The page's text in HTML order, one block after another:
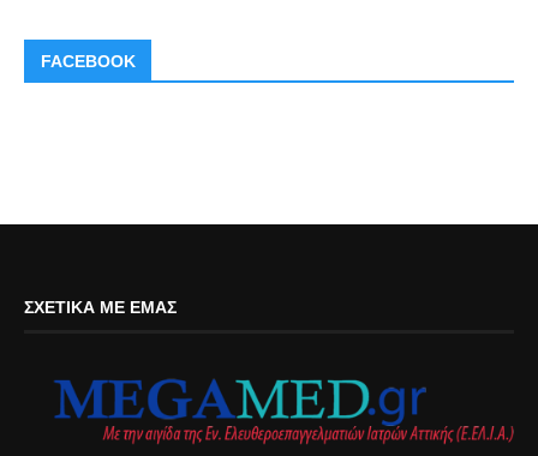
FACEBOOK
ΣΧΕΤΙΚΆ ΜΕ ΕΜΆΣ